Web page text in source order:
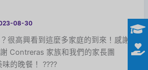
08-30
很高興看到這麼多家庭的到來！感謝
Contreras 家族和我們的家長團
的晚餐！ ????